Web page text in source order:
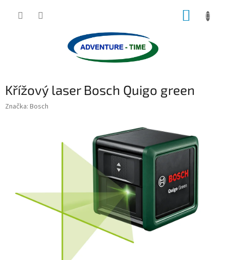
Křížový laser Bosch Quigo green
Značka: Bosch